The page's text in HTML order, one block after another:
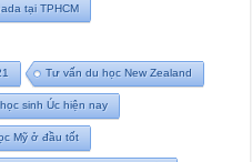
tại TPHCM
Tư vấn du học New Zealand
sinh Úc hiện nay
Mỹ ở đầu tốt